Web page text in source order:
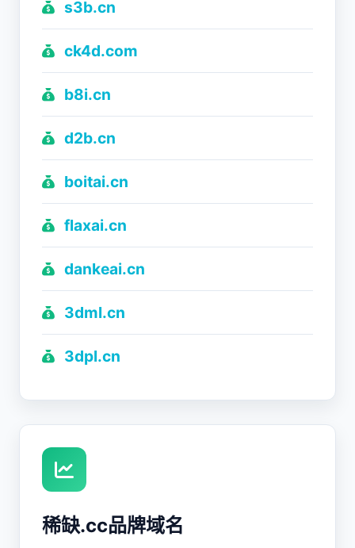
s3b.cn
ck4d.com
b8i.cn
d2b.cn
boitai.cn
flaxai.cn
dankeai.cn
3dml.cn
3dpl.cn
稀缺.cc品牌域名